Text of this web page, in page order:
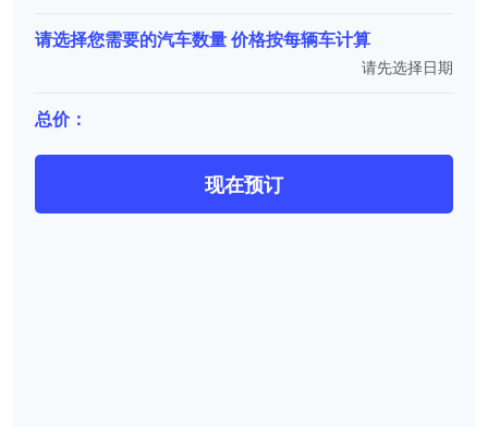
请选择您需要的汽车数量 价格按每辆车计算
请先选择日期
总价：
现在预订